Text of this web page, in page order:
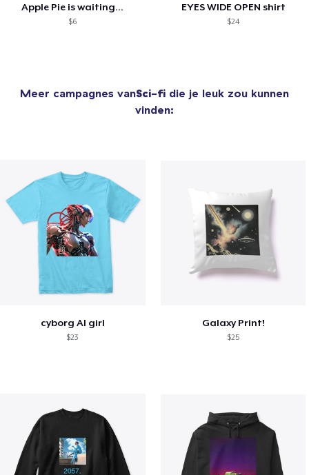
Apple Pie is waiting...
$6
EYES WIDE OPEN shirt
$24
Meer campagnes vanSci-fi die je leuk zou kunnen
vinden:
cyborg AI girl
$23
Galaxy Print!
$25